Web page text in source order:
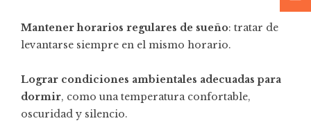
Mantener horarios regulares de sueño: tratar de
levantarse siempre en el mismo horario.
Lograr condiciones ambientales adecuadas para
dormir, como una temperatura confortable,
oscuridad y silencio.